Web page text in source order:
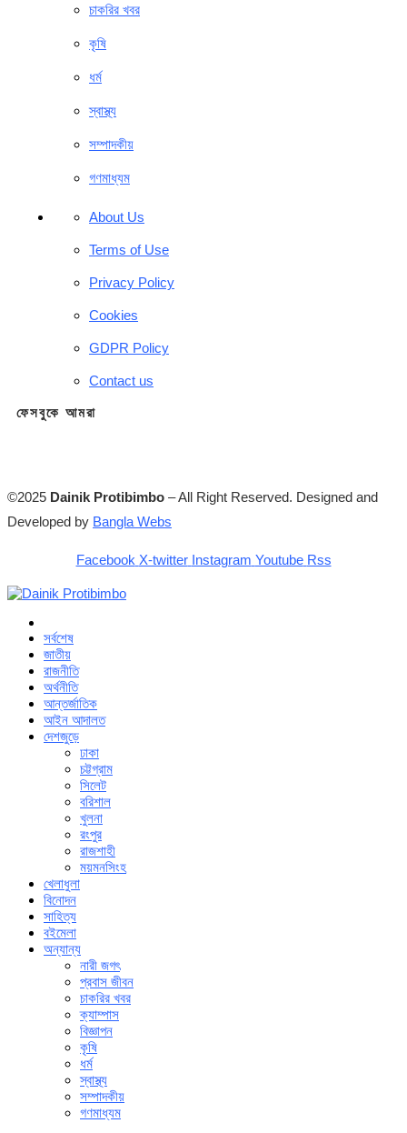
চাকরির খবর
কৃষি
ধর্ম
স্বাস্থ্য
সম্পাদকীয়
গণমাধ্যম
About Us
Terms of Use
Privacy Policy
Cookies
GDPR Policy
Contact us
ফেসবুকে আমরা
©2025 Dainik Protibimbo – All Right Reserved. Designed and
Developed by Bangla Webs
Facebook X-twitter Instagram Youtube Rss
সর্বশেষ
জাতীয়
রাজনীতি
অর্থনীতি
আন্তর্জাতিক
আইন আদালত
দেশজুড়ে
ঢাকা
চট্টগ্রাম
সিলেট
বরিশাল
খুলনা
রংপুর
রাজশাহী
ময়মনসিংহ
খেলাধুলা
বিনোদন
সাহিত্য
বইমেলা
অন্যান্য
নারী জগৎ
প্রবাস জীবন
চাকরির খবর
ক্যাম্পাস
বিজ্ঞাপন
কৃষি
ধর্ম
স্বাস্থ্য
সম্পাদকীয়
গণমাধ্যম